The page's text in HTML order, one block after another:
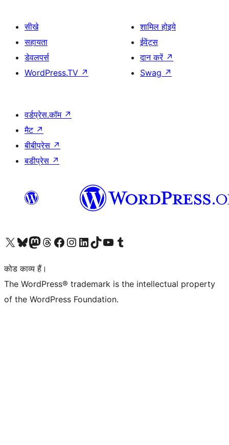
सीखे
सहायता
डेवलपर्स
WordPress.TV ↗
शामिल होइये
ईवेंट्स
दान करें ↗
Swag ↗
वर्डप्रेस.कॉम ↗
मैट ↗
बीबीप्रेस ↗
बडीप्रेस ↗
Visit our X (formerly Twitter) account
हमारे बलुस्की खाते पर जाएँVisit our Mastodon account
हमारे थ्रेड्स अकाउंट पर जाएंहमारे फेसबुक पेज पर जाएँहमारे इंस्टाग्राम अकाउंट पर जाएंहमारे लिंक्डइन खाते पर जाएँहमारे टिकटॉक खाते पर जाएँहमारे यूट्यूब चैनल पर जाएंहमारे Tumblr खाते पर जाएँ
कोड काव्य हैं।
The WordPress® trademark is the intellectual property
of the WordPress Foundation.